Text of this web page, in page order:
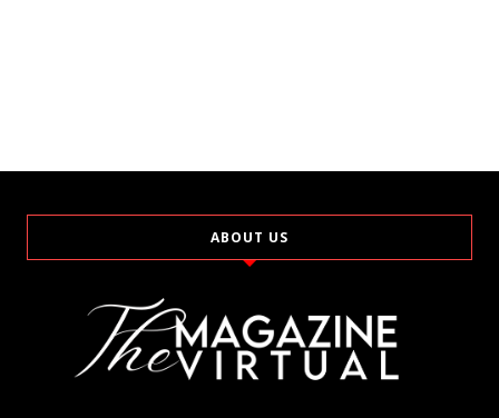
ABOUT US